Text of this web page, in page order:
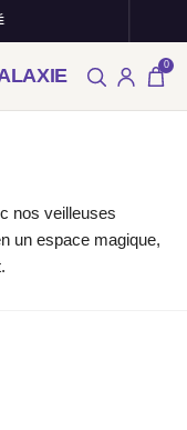
0
nos veilleuses
un espace magique,